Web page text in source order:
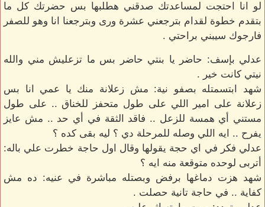
لو انا احتجت لمساعدتك صدقني هطلبها بس حضرتك كل ما
بتقدم خطوة لقدام بترجعني عشرة ورى وبترجعنا انا وهو للصفر
فارجوك سيبني براحتي .
عدلي بإسف: حاضر يا بنتي حاضر بس ما تزعليش مني والله
نيتي كانت خير .
شهد ابتسمتله بصفو نية: مش زعلانة منك يا عمي انا بس
زعلانة على امير اللي على طول متحفز للخناق .. على طول
مستني أي همسة للزعل .. فاقد الثقة في أي حد .. مش عايز
يفرح .. ايه اللي وصله للمرحلة دي ؟ ليه بقى كده ؟
عدلي فكر في اي حجة يقولها وقال اول حاجة خطرت علي باله:
أتربى لوحده متوقعة منه ايه ؟
شهد هزت دماغها برفض وبصتله مباشرة في عنيه: ده مش
كفاية .. في حاجة تانية حصلت .